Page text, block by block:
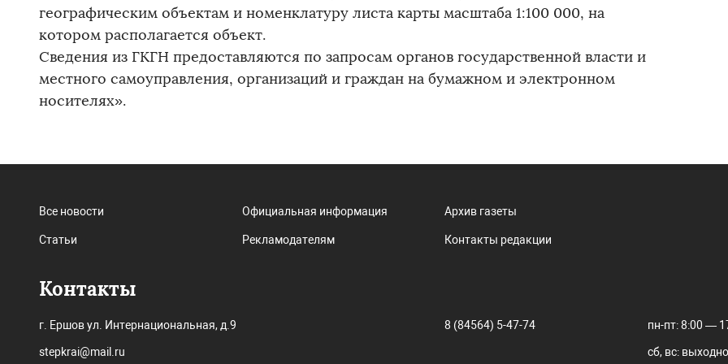
географическим объектам и номенклатуру листа карты масштаба 1:100 000, на
котором располагается объект.
Сведения из ГКГН предоставляются по запросам органов государственной власти и
местного самоуправления, организаций и граждан на бумажном и электронном
носителях».
Все новости
Статьи
Официальная информация
Рекламодателям
Архив газеты
Контакты редакции
Контакты
г. Ершов ул. Интернациональная, д.9
stepkrai@mail.ru
8 (84564) 5-47-74 пн-пт: 8:00 —
сб, вс: